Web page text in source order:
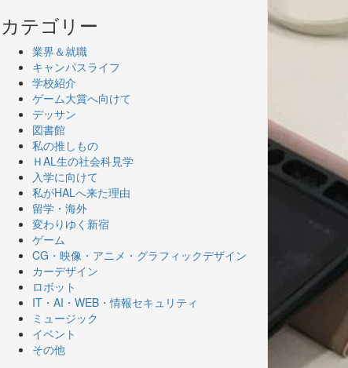
カテゴリー
業界＆就職
キャンパスライフ
学校紹介
ゲーム大賞へ向けて
デッサン
図書館
私の推しもの
ＨAL生の社会科見学
入学に向けて
私がHALへ来た理由
留学・海外
変わりゆく新宿
ゲーム
CG・映像・アニメ・グラフィックデザイン
カーデザイン
ロボット
IT・AI・WEB・情報セキュリティ
ミュージック
イベント
その他